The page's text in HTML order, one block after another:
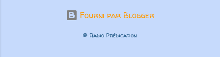
Fourni par Blogger
© Radio Prédication